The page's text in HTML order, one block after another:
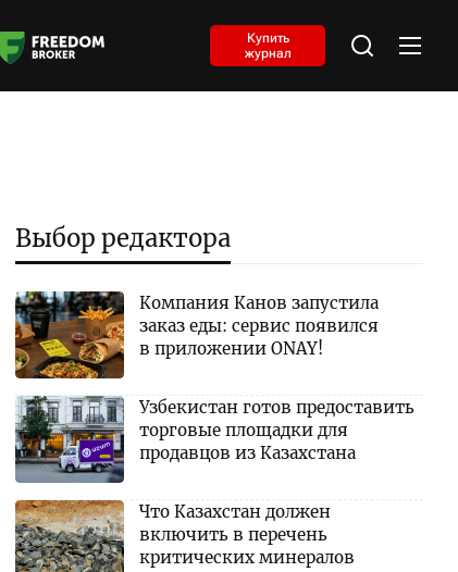
Купить
журнал
Выбор редактора
Компания Канов запустила
заказ еды: сервис появился
в приложении ONAY!
Узбекистан готов предоставить
торговые площадки для
продавцов из Казахстана
Что Казахстан должен
включить в перечень
критических минералов